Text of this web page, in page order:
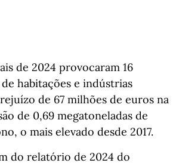
de 2024 provocaram 16
habitações e indústrias
de 67 milhões de euros na
de 0,69 megatoneladas de
o mais elevado desde 2017.
do relatório de 2024 do